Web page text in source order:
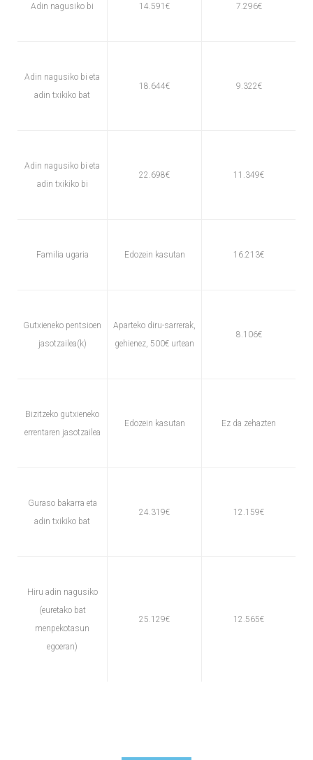
Adin nagusiko bi 14.591€ 7.296€
Adin nagusiko bi eta
adin txikiko bat
18.644€ 9.322€
Adin nagusiko bi eta
adin txikiko bi
22.698€ 11.349€
Familia ugaria Edozein kasutan 16.213€
Gutxieneko pentsioen
jasotzailea(k)
Aparteko diru-sarrerak,
gehienez, 500€ urtean
8.106€
Bizitzeko gutxieneko
errentaren jasotzailea
Edozein kasutan Ez da zehazten
Guraso bakarra eta
adin txikiko bat
24.319€ 12.159€
Hiru adin nagusiko
(euretako bat
menpekotasun
egoeran)
25.129€ 12.565€